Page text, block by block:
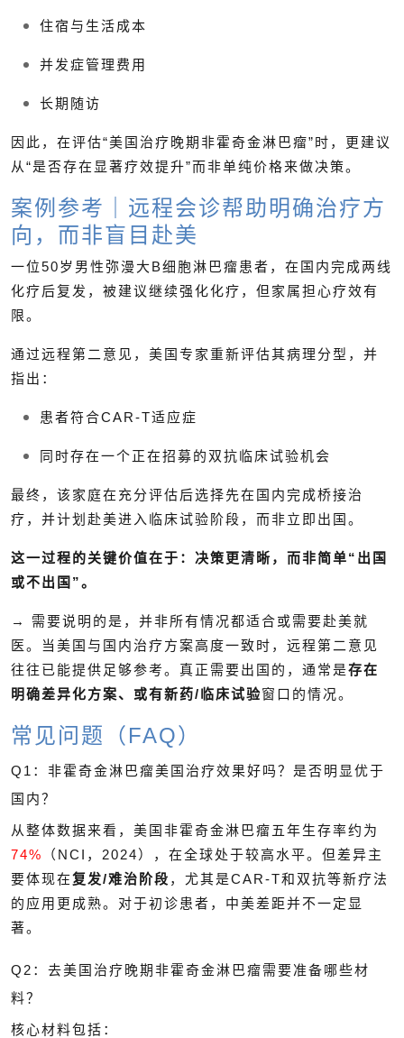
住宿与生活成本
并发症管理费用
长期随访
因此，在评估“美国治疗晚期非霍奇金淋巴瘤”时，更建议
从“是否存在显著疗效提升”而非单纯价格来做决策。
案例参考｜远程会诊帮助明确治疗方
向，而非盲目赴美
一位50岁男性弥漫大B细胞淋巴瘤患者，在国内完成两线
化疗后复发，被建议继续强化化疗，但家属担心疗效有
限。
通过远程第二意见，美国专家重新评估其病理分型，并
指出：
患者符合CAR-T适应症
同时存在一个正在招募的双抗临床试验机会
最终，该家庭在充分评估后选择先在国内完成桥接治
疗，并计划赴美进入临床试验阶段，而非立即出国。
这一过程的关键价值在于：决策更清晰，而非简单“出国
或不出国”。
→ 需要说明的是，并非所有情况都适合或需要赴美就
医。当美国与国内治疗方案高度一致时，远程第二意见
往往已能提供足够参考。真正需要出国的，通常是存在
明确差异化方案、或有新药/临床试验窗口的情况。
常见问题（FAQ）
Q1：非霍奇金淋巴瘤美国治疗效果好吗？是否明显优于
国内？
从整体数据来看，美国非霍奇金淋巴瘤五年生存率约为
74%
（NCI，2024），在全球处于较高水平。但差异主
要体现在复发/难治阶段 ，尤其是CAR-T和双抗等新疗法
的应用更成熟。对于初诊患者，中美差距并不一定显
著。
Q2：去美国治疗晚期非霍奇金淋巴瘤需要准备哪些材
料？
核心材料包括：